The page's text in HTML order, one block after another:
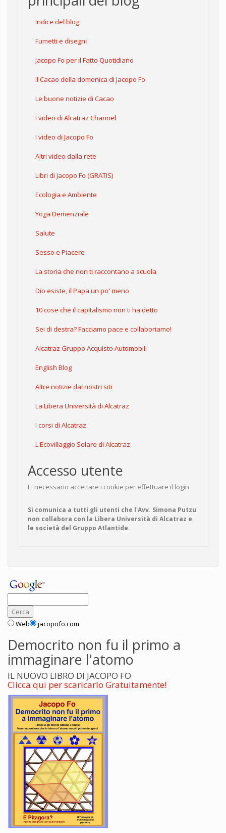
Indice del blog
Fumetti e disegni
Jacopo Fo per il Fatto Quotidiano
Il Cacao della domenica di Jacopo Fo
Le buone notizie di Cacao
I video di Alcatraz Channel
I video di Jacopo Fo
Altri video dalla rete
Libri di Jacopo Fo (GRATIS)
Ecologia e Ambiente
Yoga Demenziale
Salute
Sesso e Piacere
La storia che non ti raccontano a scuola
Dio esiste, il Papa un po' meno
10 cose che il capitalismo non ti ha detto
Sei di destra? Facciamo pace e collaboriamo!
Alcatraz Gruppo Acquisto Automobili
English Blog
Altre notizie dai nostri siti
La Libera Università di Alcatraz
I corsi di Alcatraz
L'Ecovillaggio Solare di Alcatraz
Accesso utente
E' necessario accettare i cookie per effettuare il login
Si comunica a tutti gli utenti che l'Avv. Simona Putzu
non collabora con la Libera Università di Alcatraz e
le società del Gruppo Atlantide.
Web jacopofo.com
Democrito non fu il primo a
immaginare l'atomo
IL NUOVO LIBRO DI JACOPO FO
Clicca qui per scaricarlo Gratuitamente!